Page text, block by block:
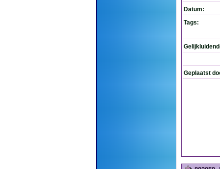
Datum:
Tags:
Geplaatst